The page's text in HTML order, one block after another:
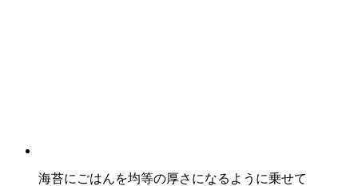
海苔にごはんを均等の厚さになるように乗せて